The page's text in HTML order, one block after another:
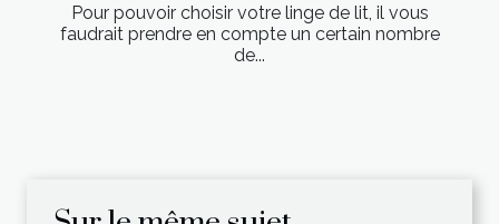
Pour pouvoir choisir votre linge de lit, il vous
faudrait prendre en compte un certain nombre
de...